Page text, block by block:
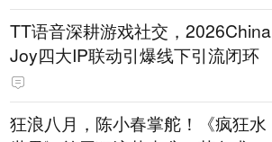
TT语音深耕游戏社交，2026China
Joy四大IP联动引爆线下引流闭环
狂浪八月，陈小春掌舵！《疯狂水